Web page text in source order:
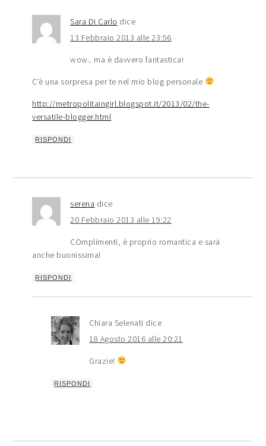
Sara Di Carlo dice
13 Febbraio 2013 alle 23:56
wow.. ma è davvero fantastica!
C'è una sorpresa per te nel mio blog personale
http://metropolitaingirl.blogspot.it/2013/02/the-
versatile-blogger.html
RISPONDI
serena dice
20 Febbraio 2013 alle 19:22
COmplimenti, è proprio romantica e sarà
anche buonissima!
RISPONDI
Chiara Selenati dice
18 Agosto 2016 alle 20:21
Grazie!
RISPONDI